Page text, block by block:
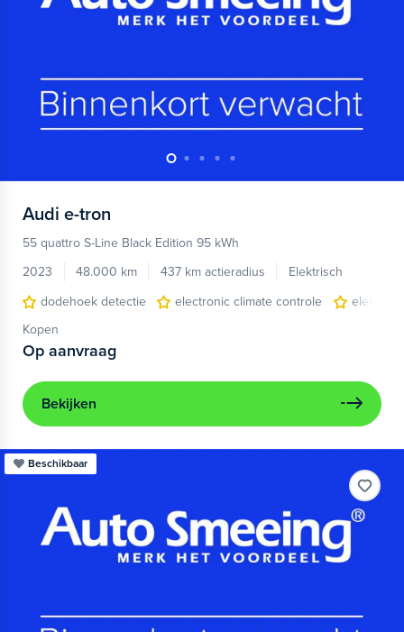
Audi e-tron
55 quattro S-Line Black Edition 95 kWh
2023
48.000 km 437 km actieradius
Elektrisch
dodehoek detectie
electronic climate controle
Kopen
Op aanvraag
Bekijken
Beschikbaar